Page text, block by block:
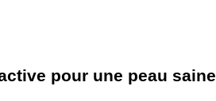
pour une peau saine